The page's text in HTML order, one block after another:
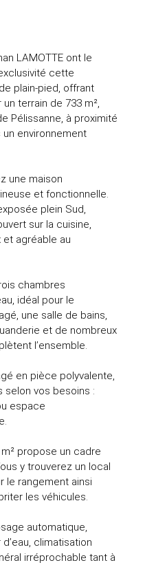
LAMOTTE ont le
cette
plain-pied, offrant
terrain de 733 m²,
Pélissanne, à proximité
environnement
une maison
et fonctionnelle.
plein Sud,
sur la cuisine,
agréable au
chambres
idéal pour le
une salle de bains,
et de nombreux
l’ensemble.
en pièce polyvalente,
vos besoins :
espace
propose un cadre
y trouverez un local
le rangement ainsi
les véhicules.
automatique,
climatisation
irréprochable tant à